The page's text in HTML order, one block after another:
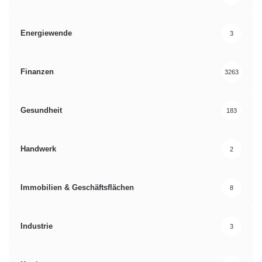
Energiewende 3
Finanzen 3263
Gesundheit 183
Handwerk 2
Immobilien & Geschäftsflächen 8
Industrie 3